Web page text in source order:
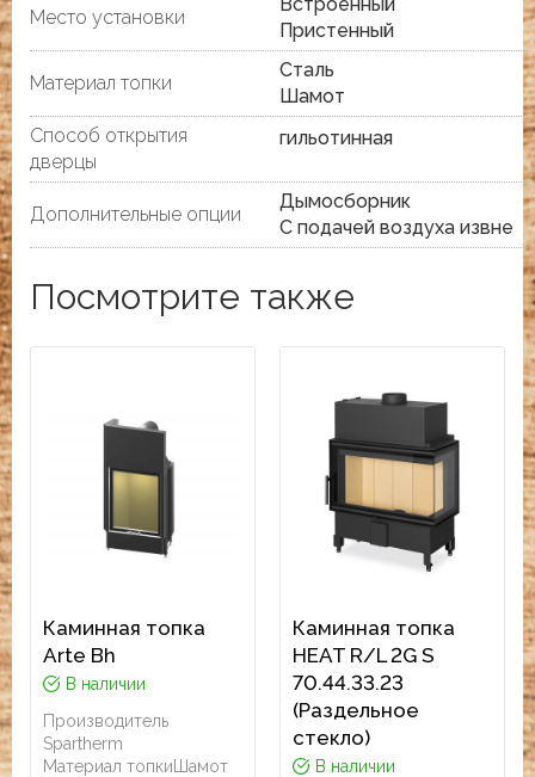
Место установки
Пристенный
Материал топки
Сталь
Шамот
Способ открытия
дверцы
гильотинная
Дополнительные опции
Дымосборник
С подачей воздуха извне
Посмотрите также
Каминная топка
Arte Bh
В наличии
Производитель
Spartherm
Материал топки Шамот
Каминная топка
HEAT R/L 2G S
70.44.33.23
(Раздельное
стекло)
В наличии